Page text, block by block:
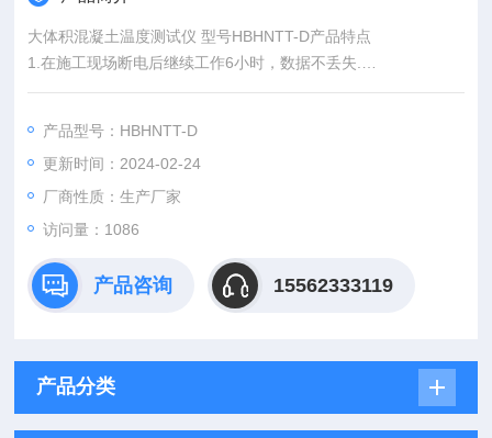
大体积混凝土温度测试仪 型号HBHNTT-D产品特点
1.在施工现场断电后继续工作6小时，数据不丢失.
2.主机端具有液晶功能和UDB接口，在现场也可读取温度。
4.采用远端无线局域网通信，发射器抗干扰性优良，传输距离
长。
5.采用美国数字传感器，测温精度高，而且成本较低。
产品型号：HBHNTT-D
更新时间：2024-02-24
厂商性质：生产厂家
访问量：1086
产品咨询 15562333119
产品分类